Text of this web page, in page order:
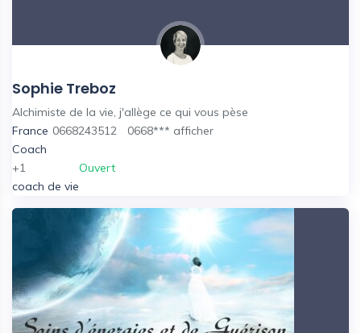
Sophie Treboz
Alchimiste de la vie, j'allège ce qui vous pèse
France 0668243512 0668*** afficher
Coach
+1
coach de vie
Ouvert